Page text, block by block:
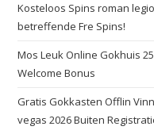
Kosteloos Spins roman
betreffende Fre Spins!
Mos Leuk Online Gokhuis
Welcome Bonus
Gratis Gokkasten Offlin
vegas 2026 Buiten